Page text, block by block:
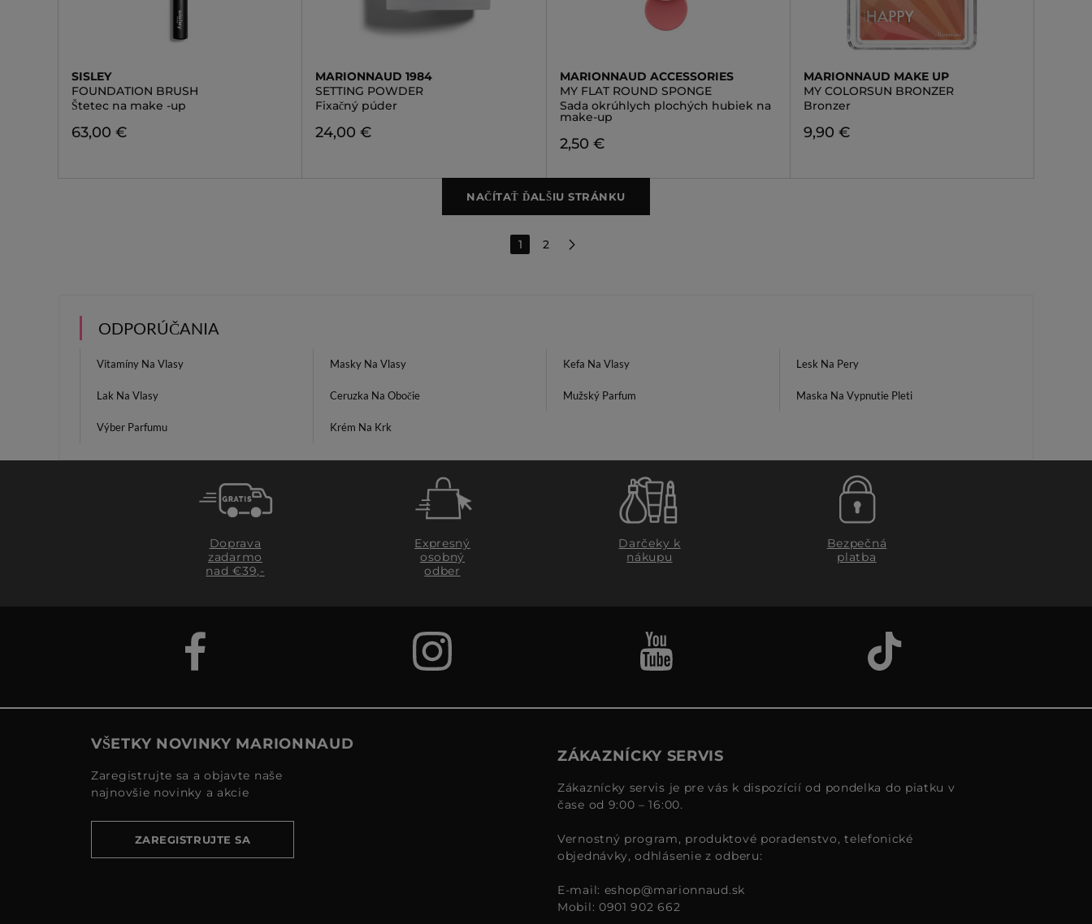
SISLEY
FOUNDATION BRUSH
Štetec na make -up
63,00 €
MARIONNAUD 1984
SETTING POWDER
Fixačný púder
24,00 €
MARIONNAUD ACCESSORIES
MY FLAT ROUND SPONGE
Sada okrúhlych plochých hubiek na
make-up
2,50 €
MARIONNAUD MAKE UP
MY COLORSUN BRONZER
Bronzer
9,90 €
NAČÍTAŤ ĎALŠIU STRÁNKU
1 2
ODPORÚČANIA
Vitamíny Na Vlasy Masky Na Vlasy Kefa Na Vlasy Lesk Na Pery
Lak Na Vlasy Ceruzka Na Obočie Mužský Parfum Maska Na Vypnutie Pleti
Výber Parfumu Krém Na Krk
Doprava
zadarmo
nad €39,-
Expresný
osobný
odber
Darčeky k
nákupu
Bezpečná
platba
VŠETKY NOVINKY MARIONNAUD
Zaregistrujte sa a objavte naše
najnovšie novinky a akcie
ZAREGISTRUJTE SA
ZÁKAZNÍCKY SERVIS
Zákaznícky servis je pre vás k dispozícií od pondelka do piatku v
čase od 9:00 – 16:00.
Vernostný program, produktové poradenstvo, telefonické
objednávky, odhlásenie z odberu:
E-mail: eshop@marionnaud.sk
Mobil: 0901 902 662